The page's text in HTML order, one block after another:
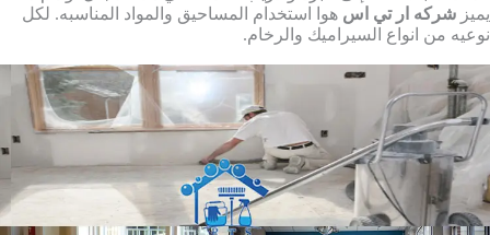
يميز شركه ار تي اس هوا استخدام المساحيق والمواد المناسبه. لكل
نوعيه من انواع السيراميك والرخام.